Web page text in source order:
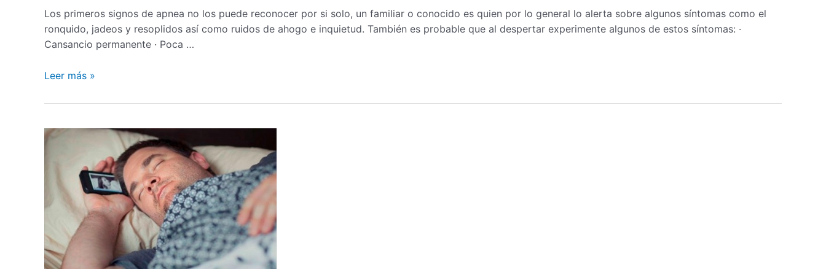
Los primeros signos de apnea no los puede reconocer por si solo, un familiar o conocido es quien por lo general lo alerta sobre algunos síntomas como el
ronquido, jadeos y resoplidos así como ruidos de ahogo e inquietud. También es probable que al despertar experimente algunos de estos síntomas: ·
Cansancio permanente · Poca …
Leer más »